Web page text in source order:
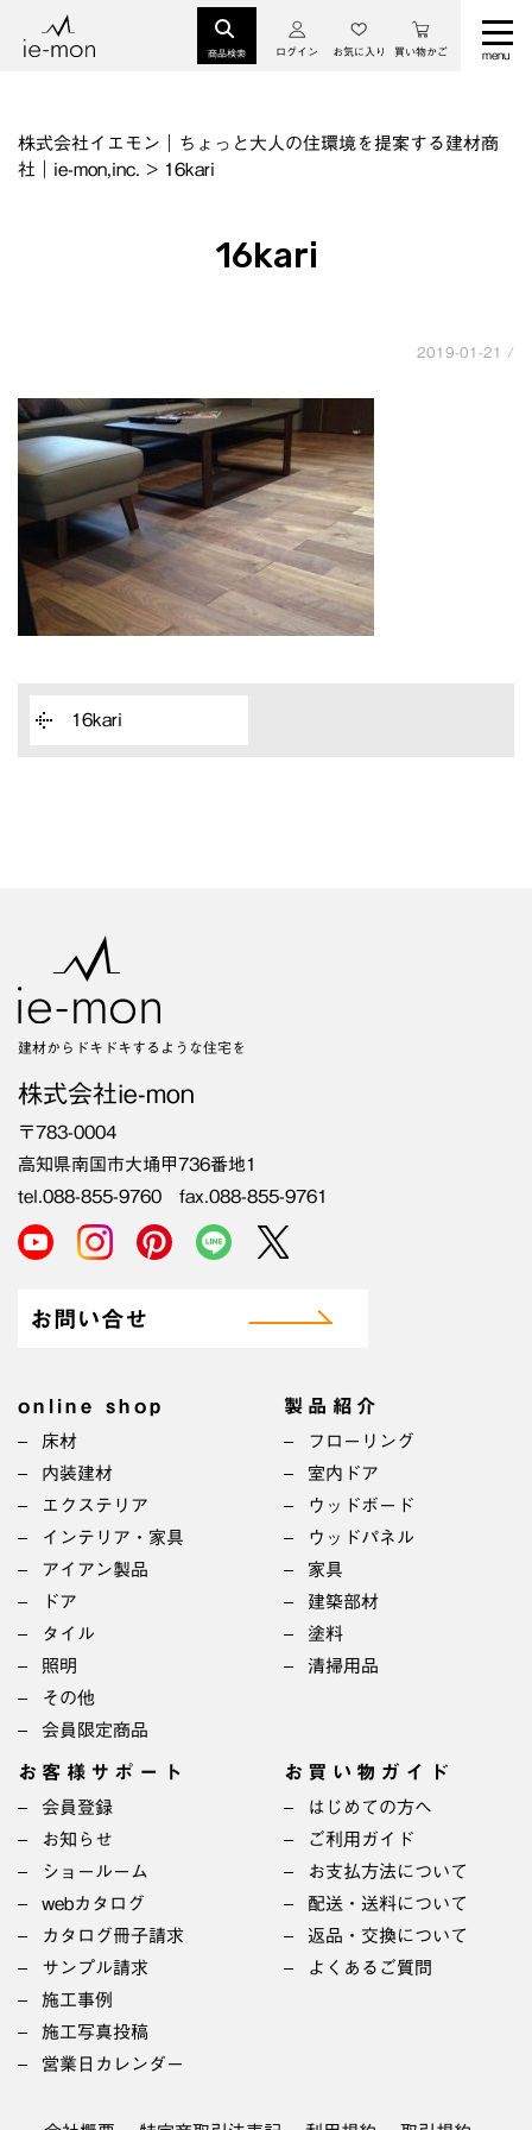
商品検索 ログイン お気に入り 買い物かご
株式会社イエモン｜ちょっと大人の住環境を提案する建材商
社｜ie-mon,inc. > 16kari
16kari
2019-01-21 /
16kari
建材からドキドキするような住宅を
株式会社ie-mon
〒783-0004
高知県南国市大埇甲736番地1
tel.088-855-9760 fax.088-855-9761
お問い合せ
online shop
床材
内装建材
エクステリア
インテリア・家具
アイアン製品
ドア
タイル
照明
その他
会員限定商品
製品紹介
フローリング
室内ドア
ウッドボード
ウッドパネル
家具
建築部材
塗料
清掃用品
お客様サポート
会員登録
お知らせ
ショールーム
webカタログ
カタログ冊子請求
サンプル請求
施工事例
施工写真投稿
営業日カレンダー
お買い物ガイド
はじめての方へ
ご利用ガイド
お支払方法について
配送・送料について
返品・交換について
よくあるご質問